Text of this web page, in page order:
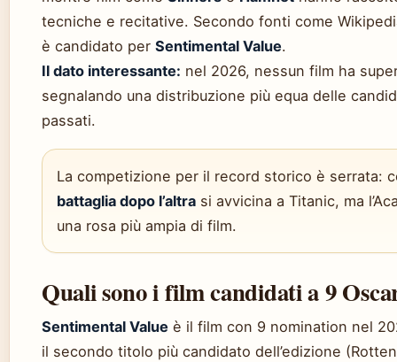
tecniche e recitative. Secondo fonti come
è candidato per Sentimental Value.
Il dato interessante: nel 2026, nessun film ha
segnalando una distribuzione più equa delle
passati.
La competizione per il record storico è serrata:
battaglia dopo l’altra si avvicina a Titanic, ma
una rosa più ampia di film.
Quali sono i film candidati a 9
Sentimental Value è il film con 9 nomination nel
il secondo titolo più candidato dell’edizione